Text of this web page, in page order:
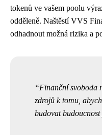
tokenů ve vašem poolu
odděleně. Naštěstí VVS
odhadnout možná rizika a
Finanční svoboda
zdrojů k tomu,
budovat